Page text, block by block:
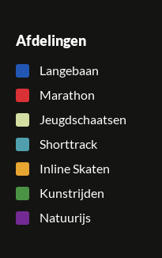
Afdelingen
Langebaan
Marathon
Jeugdschaatsen
Shorttrack
Inline Skaten
Kunstrijden
Natuurijs